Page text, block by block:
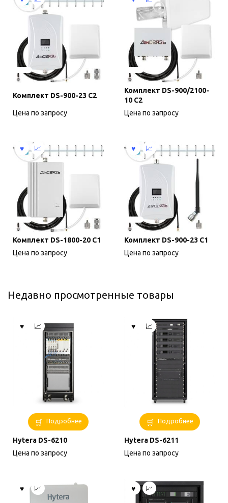
Комплект DS-900-23 С2
Цена по запросу
Комплект DS-900/2100-
10 С2
Цена по запросу
Комплект DS-1800-20 С1
Цена по запросу
Комплект DS-900-23 С1
Цена по запросу
Недавно просмотренные товары
Подробнее
Hytera DS-6210
Цена по запросу
Подробнее
Hytera DS-6211
Цена по запросу